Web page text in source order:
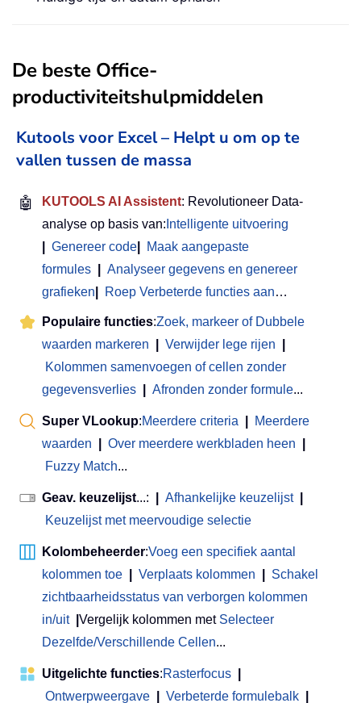
De beste Office-
productiviteitshulpmiddelen
Kutools voor Excel – Helpt u om op te
vallen tussen de massa
🤖 KUTOOLS AI Assistent: Revolutioneer Data-
analyse op basis van: Intelligente uitvoering
Genereer code
Maak aangepaste
formules
Analyseer gegevens en genereer
grafieken
Roep Verbeterde functies aan…
Populaire functies:Zoek, markeer of Dubbele
waarden markeren
Verwijder lege rijen
Kolommen samenvoegen of cellen zonder
gegevensverlies
Afronden zonder formule...
Super VLookup:Meerdere criteria
Meerdere
waarden
Over meerdere werkbladen heen
Fuzzy Match...
Geav. keuzelijst...: Afhankelijke keuzelijst
Keuzelijst met meervoudige selectie
Kolombeheerder:Voeg een specifiek aantal
kolommen toe
Verplaats kolommen
Schakel
zichtbaarheidsstatus van verborgen kolommen
in/uit
Vergelijk kolommen met Selecteer
Dezelfde/Verschillende Cellen...
Uitgelichte functies:Rasterfocus
Ontwerpweergave
Verbeterde formulebalk